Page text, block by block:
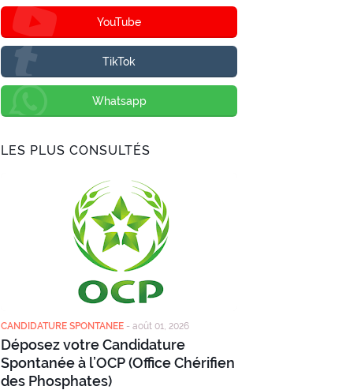
YouTube
TikTok
Whatsapp
LES PLUS CONSULTÉS
CANDIDATURE SPONTANEE - août 01, 2026
Déposez votre Candidature
Spontanée à l’OCP (Office Chérifien
des Phosphates)